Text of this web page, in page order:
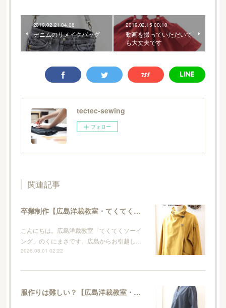
2019.02.21 04:06
デニムのリメイクバッグ
2019.02.15 00:10
動画を撮っていただいて
も大丈夫です
tectec-sewing
フォロー
関連記事
卒業制作【広島洋裁教室・てくてくソーイング】
こんにちは。広島洋裁教室「てくてくソーイ
ング」のくにまさです。広島からお引越し…
2026.08.01 02:22
服作りは難しい？【広島洋裁教室・てくてくソーイング】